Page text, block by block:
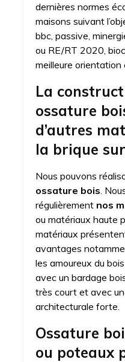
dernières normes
maisons suivant
bbc, passive,
ou RE/RT 2020,
meilleure orientation
La
ossature
d’autres
la brique
Nous pouvons
ossature bois.
régulièrement nos
ou matériaux haute
matériaux
avantages
les amoureux du
avec un bardage
très court et avec
architecturale forte.
Ossature
ou poteaux